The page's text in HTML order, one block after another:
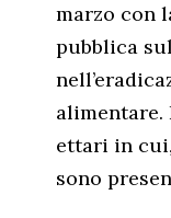
marzo con
pubblica
alimentare.
ettari in
sono